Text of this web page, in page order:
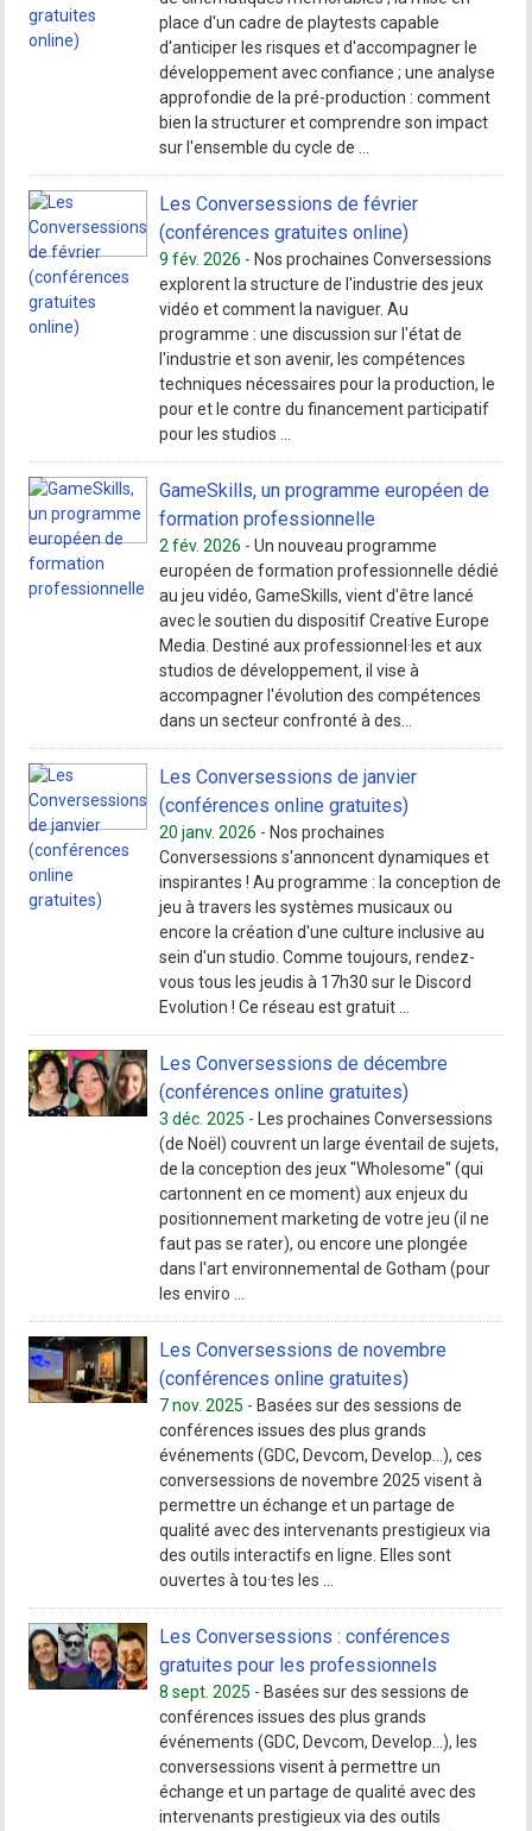
place d'un cadre de playtests capable
d'anticiper les risques et d'accompagner le
développement avec confiance ; une analyse
approfondie de la pré-production : comment
bien la structurer et comprendre son impact
sur l'ensemble du cycle de ...
Les Conversessions de février
(conférences gratuites online)
9 fév. 2026 - Nos prochaines Conversessions
explorent la structure de l'industrie des jeux
vidéo et comment la naviguer. Au
programme : une discussion sur l'état de
l'industrie et son avenir, les compétences
techniques nécessaires pour la production, le
pour et le contre du financement participatif
pour les studios ...
GameSkills, un programme européen de
formation professionnelle
2 fév. 2026 -Un nouveau programme
européen de formation professionnelle dédié
au jeu vidéo, GameSkills, vient d'être lancé
avec le soutien du dispositif Creative Europe
Media. Destiné aux professionnel·les et aux
studios de développement, il vise à
accompagner l'évolution des compétences
dans un secteur confronté à des...
Les Conversessions de janvier
(conférences online gratuites)
20 janv. 2026 - Nos prochaines
Conversessions s'annoncent dynamiques et
inspirantes ! Au programme : la conception de
jeu à travers les systèmes musicaux ou
encore la création d'une culture inclusive au
sein d'un studio. Comme toujours, rendez-
vous tous les jeudis à 17h30 sur le Discord
Evolution ! Ce réseau est gratuit ...
Les Conversessions de décembre
(conférences online gratuites)
3 déc. 2025 -
Les prochaines Conversessions
(de Noël) couvrent un large éventail de sujets,
de la conception des jeux "Wholesome" (qui
cartonnent en ce moment) aux enjeux du
positionnement marketing de votre jeu (il ne
faut pas se rater), ou encore une plongée
dans l'art environnemental de Gotham (pour
les enviro ...
Les Conversessions de novembre
(conférences online gratuites)
7 nov. 2025 - Basées sur des sessions de
conférences issues des plus grands
événements (GDC, Devcom, Develop…), ces
conversessions de novembre 2025 visent à
permettre un échange et un partage de
qualité avec des intervenants prestigieux via
des outils interactifs en ligne. Elles sont
ouvertes à tou·tes les ...
Les Conversessions : conférences
gratuites pour les professionnels
8 sept. 2025 - Basées sur des sessions de
conférences issues des plus grands
événements (GDC, Devcom, Develop…), les
conversessions visent à permettre un
échange et un partage de qualité avec des
intervenants prestigieux via des outils